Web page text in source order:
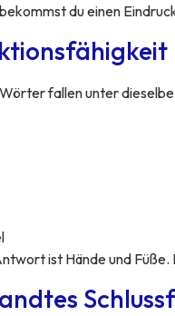
du einen
fallen unter
ist Hände und